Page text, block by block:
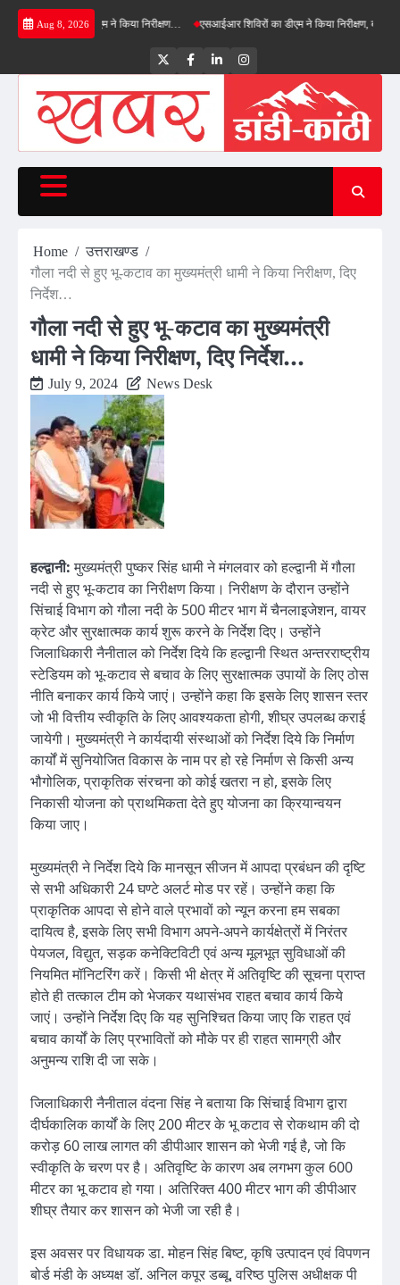
Skip
Aug 8, 2026
का डीएम ने किया निरीक्षण… एसआईआर शिविरों का डीएम ने किया निरीक्षण, बोले—कोई पात्र
TwitterFacebookLinkedInInstagram
Home
उत्तराखण्ड
गौला नदी से हुए भू-कटाव का मुख्यमंत्री धामी ने किया निरीक्षण, दिए
निर्देश…
गौला नदी से हुए भू-कटाव का मुख्यमंत्री
धामी ने किया निरीक्षण, दिए निर्देश…
July 9, 2024 News Desk
हल्द्वानी:मुख्यमंत्री पुष्कर सिंह धामी ने मंगलवार को हल्द्वानी में गौला
नदी से हुए भू-कटाव का निरीक्षण किया। निरीक्षण के दौरान उन्होंने
सिंचाई विभाग को गौला नदी के 500 मीटर भाग में चैनलाइजेशन, वायर
क्रेट और सुरक्षात्मक कार्य शुरू करने के निर्देश दिए। उन्होंने
जिलाधिकारी नैनीताल को निर्देश दिये कि हल्द्वानी स्थित अन्तरराष्ट्रीय
स्टेडियम को भू-कटाव से बचाव के लिए सुरक्षात्मक उपायों के लिए ठोस
नीति बनाकर कार्य किये जाएं। उन्होंने कहा कि इसके लिए शासन स्तर
जो भी वित्तीय स्वीकृति के लिए आवश्यकता होगी, शीघ्र उपलब्ध कराई
जायेगी। मुख्यमंत्री ने कार्यदायी संस्थाओं को निर्देश दिये कि निर्माण
कार्यों में सुनियोजित विकास के नाम पर हो रहे निर्माण से किसी अन्य
भौगोलिक, प्राकृतिक संरचना को कोई खतरा न हो, इसके लिए
निकासी योजना को प्राथमिकता देते हुए योजना का क्रियान्वयन
किया जाए।
मुख्यमंत्री ने निर्देश दिये कि मानसून सीजन में आपदा प्रबंधन की दृष्टि
से सभी अधिकारी 24 घण्टे अलर्ट मोड पर रहें। उन्होंने कहा कि
प्राकृतिक आपदा से होने वाले प्रभावों को न्यून करना हम सबका
दायित्व है, इसके लिए सभी विभाग अपने-अपने कार्यक्षेत्रों में निरंतर
पेयजल, विद्युत, सड़क कनेक्टिविटी एवं अन्य मूलभूत सुविधाओं की
नियमित मॉनिटरिंग करें। किसी भी क्षेत्र में अतिवृष्टि की सूचना प्राप्त
होते ही तत्काल टीम को भेजकर यथासंभव राहत बचाव कार्य किये
जाएं। उन्होंने निर्देश दिए कि यह सुनिश्चित किया जाए कि राहत एवं
बचाव कार्यों के लिए प्रभावितों को मौके पर ही राहत सामग्री और
अनुमन्य राशि दी जा सके।
जिलाधिकारी नैनीताल वंदना सिंह ने बताया कि सिंचाई विभाग द्वारा
दीर्घकालिक कार्यों के लिए 200 मीटर के भू कटाव से रोकथाम की दो
करोड़ 60 लाख लागत की डीपीआर शासन को भेजी गई है, जो कि
स्वीकृति के चरण पर है। अतिवृष्टि के कारण अब लगभग कुल 600
मीटर का भू कटाव हो गया। अतिरिक्त 400 मीटर भाग की डीपीआर
शीघ्र तैयार कर शासन को भेजी जा रही है।
इस अवसर पर विधायक डा. मोहन सिंह बिष्ट, कृषि उत्पादन एवं विपणन
बोर्ड मंडी के अध्यक्ष डॉ. अनिल कपूर डब्बू, वरिष्ठ पुलिस अधीक्षक पी